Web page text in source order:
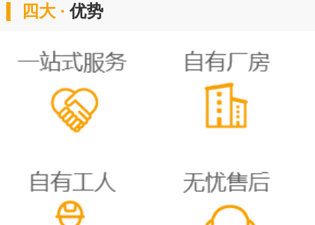
四大 ·优势